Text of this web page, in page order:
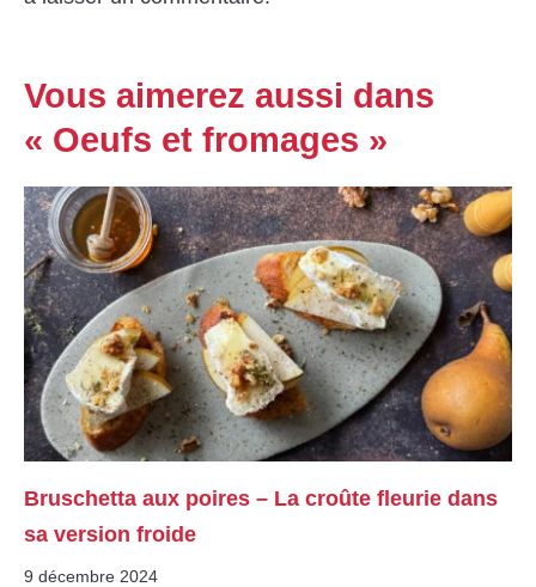
Vous aimerez aussi dans
« Oeufs et fromages »
Bruschetta aux poires – La croûte fleurie dans
sa version froide
9 décembre 2024